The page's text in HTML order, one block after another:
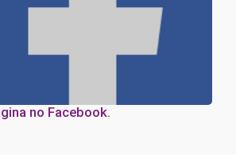
no Facebook.